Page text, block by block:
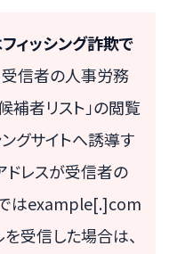
ィッシング詐欺で
受信者の人事労務
補者リスト」の閲覧
グサイトへ誘導す
ドレスが受信者の
はexample[.]com
受信した場合は、